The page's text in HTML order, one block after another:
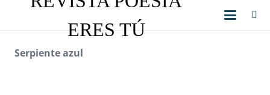
ERES TÚ
Serpiente azul